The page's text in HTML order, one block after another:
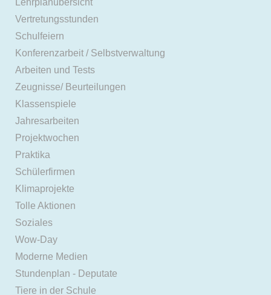
Lehrplanübersicht
Vertretungsstunden
Schulfeiern
Konferenzarbeit / Selbstverwaltung
Arbeiten und Tests
Zeugnisse/ Beurteilungen
Klassenspiele
Jahresarbeiten
Projektwochen
Praktika
Schülerfirmen
Klimaprojekte
Tolle Aktionen
Soziales
Wow-Day
Moderne Medien
Stundenplan - Deputate
Tiere in der Schule